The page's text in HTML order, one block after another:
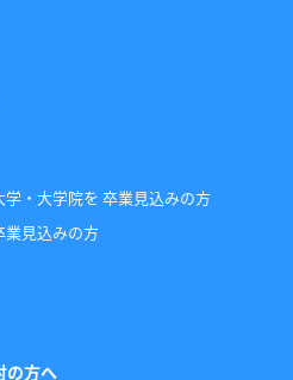
・大学院を 卒業見込みの方
業見込みの方
の方へ